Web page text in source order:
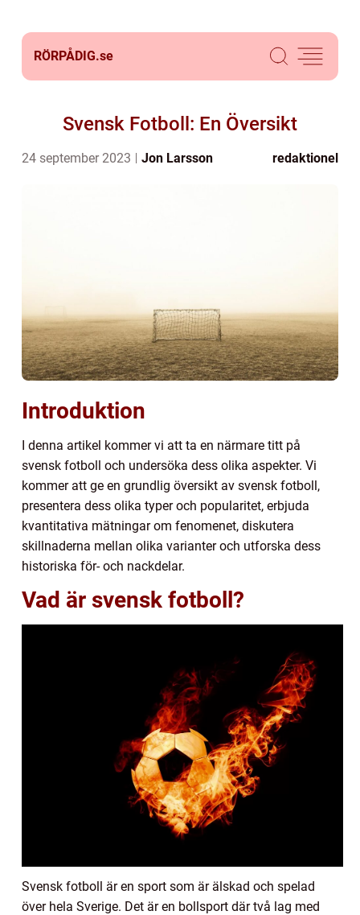
RÖRPÅDIG.se
Svensk Fotboll: En Översikt
24 september 2023 Jon Larsson redaktionel
Introduktion
I denna artikel kommer vi att ta en närmare titt på
svensk fotboll och undersöka dess olika aspekter. Vi
kommer att ge en grundlig översikt av svensk fotboll,
presentera dess olika typer och popularitet, erbjuda
kvantitativa mätningar om fenomenet, diskutera
skillnaderna mellan olika varianter och utforska dess
historiska för- och nackdelar.
Vad är svensk fotboll?
Svensk fotboll är en sport som är älskad och spelad
över hela Sverige. Det är en bollsport där två lag med